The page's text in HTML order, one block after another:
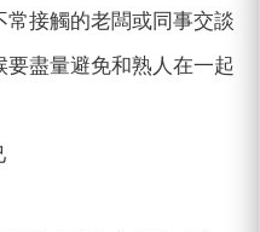
接觸的老闆或同事交談
盡量避免和熟人在一起